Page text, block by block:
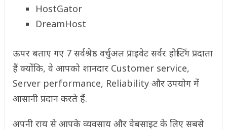
HostGator
DreamHost
ऊपर बताए गए 7 सर्वश्रेष्ठ वर्चुअल प्राइवेट सर्वर होस्टिंग प्रदाता
हैं क्योंकि, वे आपको शानदार Customer service,
Server performance, Reliability और उपयोग में
आसानी प्रदान करते हैं.
अपनी राय से आपके व्यवसाय और वेबसाइट के लिए सबसे